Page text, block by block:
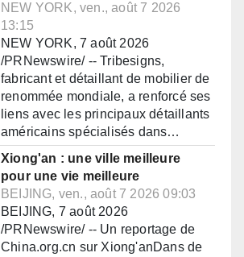
NEW YORK, ven., août 7 2026
13:15
NEW YORK, 7 août 2026
/PRNewswire/ -- Tribesigns,
fabricant et détaillant de mobilier de
renommée mondiale, a renforcé ses
liens avec les principaux détaillants
américains spécialisés dans…
Xiong'an : une ville meilleure
pour une vie meilleure
BEIJING, ven., août 7 2026 09:03
BEIJING, 7 août 2026
/PRNewswire/ -- Un reportage de
China.org.cn sur Xiong'anDans de